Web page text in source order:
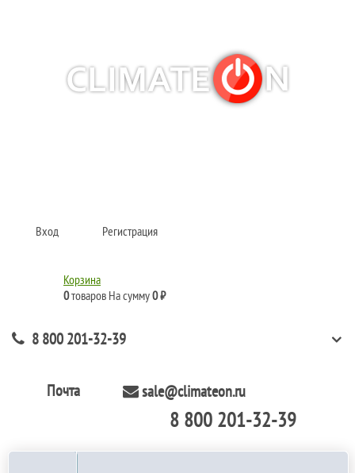
Вход Регистрация
Корзина
0товаров На сумму0 ₽
8 800 201-32-39
Почта sale@climateon.ru
8 800 201-32-39